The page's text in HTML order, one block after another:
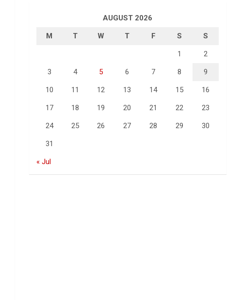
AUGUST 2026
M T W T F S S
1 2
3 4 5 6 7 8 9
10 11 12 13 14 15 16
17 18 19 20 21 22 23
24 25 26 27 28 29 30
31
« Jul